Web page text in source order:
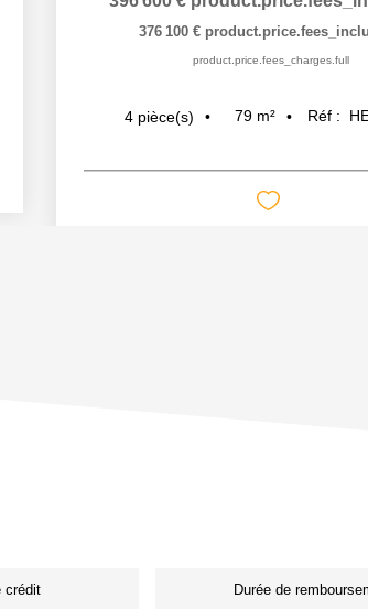
376 100 €
product.price.fees_charges.full
4 pièce(s) 79 m² Réf :
crédit Durée de